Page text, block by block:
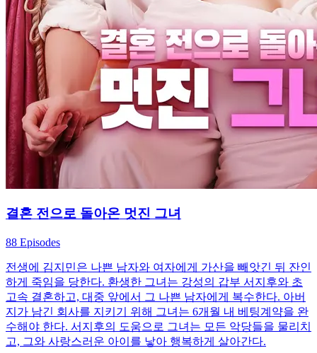
결혼 전으로 돌아온 멋진 그녀
88 Episodes
전생에 김지민은 나쁜 남자와 여자에게 가산을 빼앗긴 뒤 잔인
하게 죽임을 당한다. 환생한 그녀는 강성의 갑부 서지후와 초
고속 결혼하고, 대중 앞에서 그 나쁜 남자에게 복수한다. 아버
지가 남긴 회사를 지키기 위해 그녀는 6개월 내 베팅계약을 완
수해야 한다. 서지후의 도움으로 그녀는 모든 악당들을 물리치
고, 그와 사랑스러운 아이를 낳아 행복하게 살아간다.